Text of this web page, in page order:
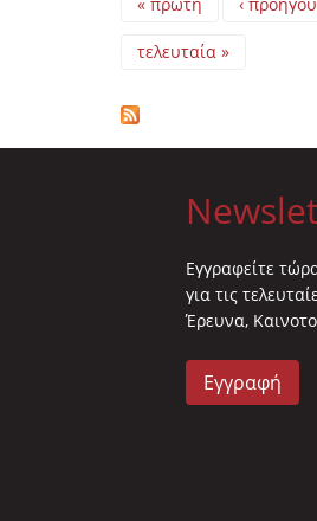
τελευταία »
Eγγραφείτε
για τις
Έρευνα,
Εγγραφή